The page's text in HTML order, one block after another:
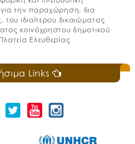
την παραχώρηση, δια
ιδιαίτερου δικαιώματος
κοινόχρηστου δημοτικού
Ελευθερίας
Links